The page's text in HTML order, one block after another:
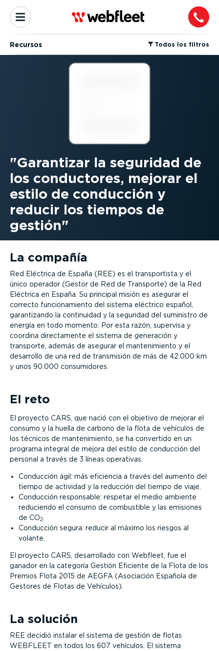
Recursos ⁠Todos los filtros
Garantizar la seguridad de
los conductores, mejorar el
estilo de conducción y
reducir los tiempos de
gestión
La compañía
Red Eléctrica de España (REE) es el transportista y el
único operador (Gestor de Red de Transporte) de la Red
Eléctrica en España. Su principal misión es asegurar el
correcto funcionamiento del sistema eléctrico español,
garantizando la continuidad y la seguridad del suministro de
energía en todo momento. Por esta razón, supervisa y
coordina directamente el sistema de generación y
transporte, además de asegurar el mantenimiento y el
desarrollo de una red de transmisión de más de 42.000 km
y unos 90.000 consumidores.
El reto
El proyecto CARS, que nació con el objetivo de mejorar el
consumo y la huella de carbono de la flota de vehículos de
los técnicos de mantenimiento, se ha convertido en un
programa integral de mejora del estilo de conducción del
personal a través de 3 líneas operativas:
Conducción ágil: más eficiencia a través del aumento del
tiempo de actividad y la reducción del tiempo de viaje.
Conducción responsable: respetar el medio ambiente
reduciendo el consumo de combustible y las emisiones
de CO2
Conducción segura: reducir al máximo los riesgos al
volante.
El proyecto CARS, desarrollado con Webfleet, fue el
ganador en la categoría Gestión Eficiente de la Flota de los
Premios Flota 2015 de AEGFA (Asociación Española de
Gestores de Flotas de Vehículos).
La solución
REE decidió instalar el sistema de gestión de flotas
WEBFLEET en todos los 607 vehículos. El sistema